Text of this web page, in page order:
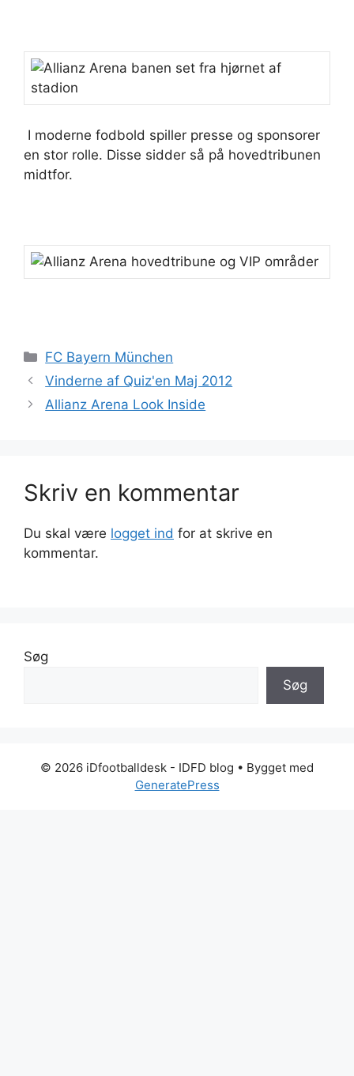
I moderne fodbold spiller presse og sponsorer
en stor rolle. Disse sidder så på hovedtribunen
midtfor.
Kategorier
FC Bayern München
Vinderne af Quiz'en Maj 2012
Allianz Arena Look Inside
Skriv en kommentar
Du skal være logget ind for at skrive en
kommentar.
Søg
Søg
© 2026 iDfootballdesk - IDFD blog • Bygget med
GeneratePress